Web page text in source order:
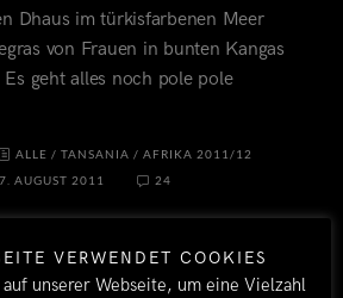
Dhaus im türkisfarbenen Meer
von Frauen in bunten Kangas
Es geht alles noch pole pole
ALLE /TANSANIA /AFRIKA 2011/12
7. AUGUST 2011
24
VERWENDET COOKIES
unserer Webseite, um eine Vielzahl